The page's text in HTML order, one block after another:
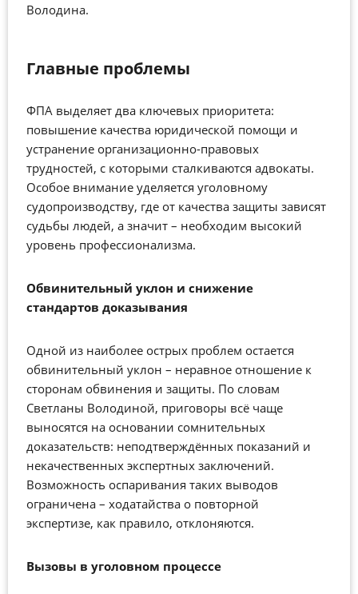
Володина.
Главные проблемы
ФПА выделяет два ключевых приоритета:
повышение качества юридической помощи и
устранение организационно-правовых
трудностей, с которыми сталкиваются адвокаты.
Особое внимание уделяется уголовному
судопроизводству, где от качества защиты зависят
судьбы людей, а значит – необходим высокий
уровень профессионализма.
Обвинительный уклон и снижение
стандартов доказывания
Одной из наиболее острых проблем остается
обвинительный уклон – неравное отношение к
сторонам обвинения и защиты. По словам
Светланы Володиной, приговоры всё чаще
выносятся на основании сомнительных
доказательств: неподтверждённых показаний и
некачественных экспертных заключений.
Возможность оспаривания таких выводов
ограничена – ходатайства о повторной
экспертизе, как правило, отклоняются.
Вызовы в уголовном процессе